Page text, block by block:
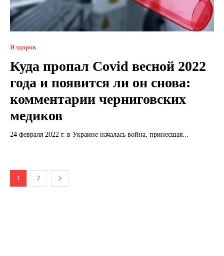
Я здоров
Куда пропал Covid весной 2022
года и появится ли он снова:
комментарии черниговских
медиков
24 февраля 2022 г. в Украине началась война, принесшая...
1 2